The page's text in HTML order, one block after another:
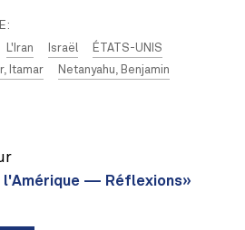
L'Iran Israël
ÉTATS-UNIS
Itamar
Netanyahu, Benjamin
l'Amérique — Réflexions»